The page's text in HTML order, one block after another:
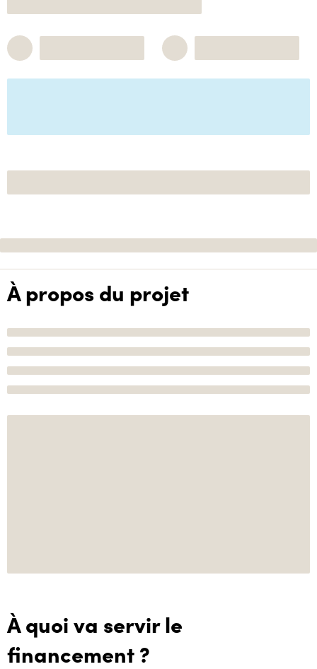
À propos du projet
À quoi va servir le
financement ?